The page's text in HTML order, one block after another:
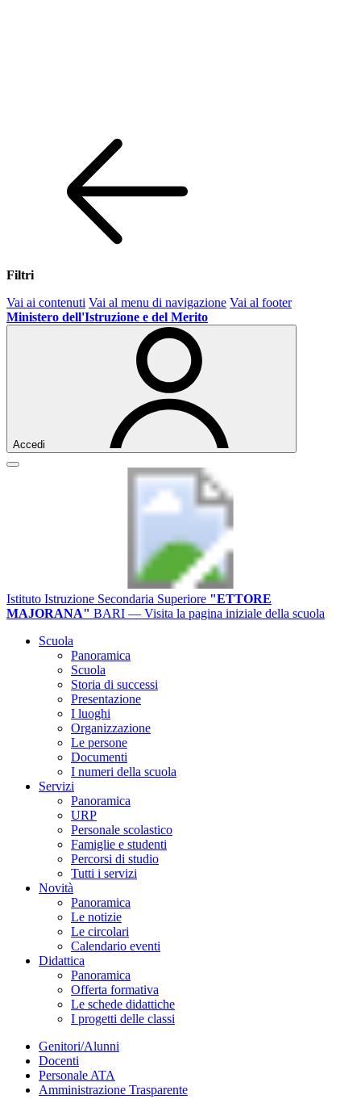
Filtri
Vai ai contenuti Vai al menu di navigazione Vai al footer
Ministero dell'Istruzione e del Merito
Accedi
Istituto Istruzione Secondaria Superiore "ETTORE
MAJORANA" BARI — Visita la pagina iniziale della scuola
Scuola
Panoramica
Scuola
Storia di successi
Presentazione
I luoghi
Organizzazione
Le persone
Documenti
I numeri della scuola
Servizi
Panoramica
URP
Personale scolastico
Famiglie e studenti
Percorsi di studio
Tutti i servizi
Novità
Panoramica
Le notizie
Le circolari
Calendario eventi
Didattica
Panoramica
Offerta formativa
Le schede didattiche
I progetti delle classi
Genitori/Alunni
Docenti
Personale ATA
Amministrazione Trasparente